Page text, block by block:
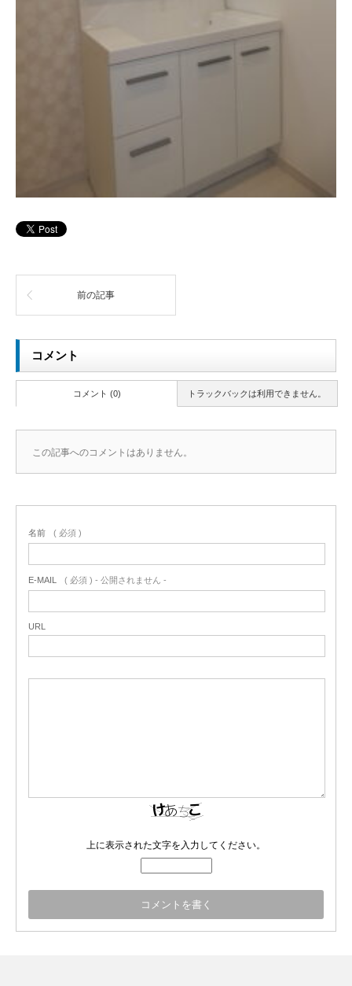
前の記事
コメント
トラックバックは利用できません。
コメント (0)
この記事へのコメントはありません。
名前 ( 必須 )
E-MAIL ( 必須 ) - 公開されません -
URL
上に表示された文字を入力してください。